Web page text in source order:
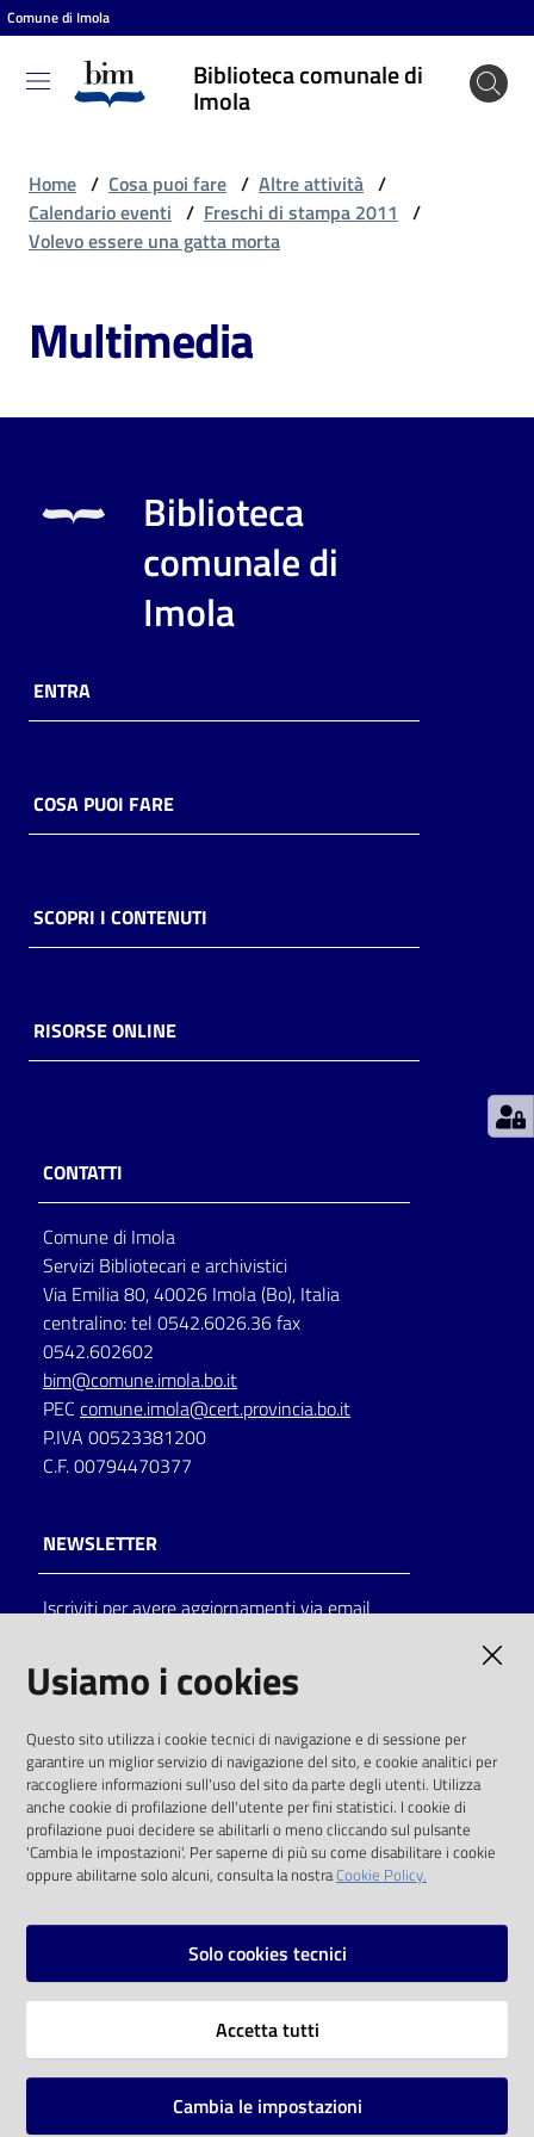
Vai al contenuto
Vai alla navigazione
Vai al footer
Comune di Imola
Biblioteca comunale di
Imola
Biblioteca
comunale
Cosa
fare
Scopri
online
Piani
Decentrate
Seguici
su
on line
Eventi
Chiedi al
bibliotecario
Avvisi
Home / Cosa puoi fare / Altre attività /
Calendario eventi / Freschi di stampa 2011 /
Volevo essere una gatta morta
Multimedia
Biblioteca
comunale di
Imola
ENTRA
COSA PUOI FARE
SCOPRI I CONTENUTI
RISORSE ONLINE
CONTATTI
Comune di Imola
Servizi Bibliotecari e archivistici
Via Emilia 80, 40026 Imola (Bo), Italia
centralino: tel 0542.6026.36 fax
0542.602602
bim@comune.imola.bo.it
PEC comune.imola@cert.provincia.bo.it
P.IVA 00523381200
C.F. 00794470377
NEWSLETTER
Iscriviti per avere aggiornamenti via email
solo alle condizioni previste dalla direttiva
comunitaria 2003/98/CE e dal d.lgs. 36/2006
SOCIAL
Instagram
Vai alla pagina
Usiamo i cookies
Questo sito utilizza i cookie tecnici di navigazione e di sessione per
garantire un miglior servizio di navigazione del sito, e cookie analitici per
raccogliere informazioni sull'uso del sito da parte degli utenti. Utilizza
anche cookie di profilazione dell'utente per fini statistici. I cookie di
profilazione puoi decidere se abilitarli o meno cliccando sul pulsante
'Cambia le impostazioni'. Per saperne di più su come disabilitare i cookie
oppure abilitarne solo alcuni, consulta la nostraCookie Policy.
Solo cookies tecnici
Accetta tutti
Cambia le impostazioni